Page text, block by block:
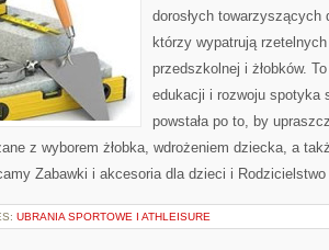
dorosłych
którzy wypatrują
przedszkolnej i żłobków.
edukacji i rozwoju spotyka
powstała po to, by
z wyborem żłobka, wdrożeniem dziecka, a
Zabawki i akcesoria dla dzieci i
UBRANIA SPORTOWE I ATHLEISURE